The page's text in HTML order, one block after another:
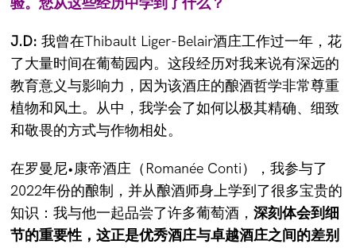
J.D: 我曾在Thibault Liger-Belair酒庄工作过一年，花
了大量时间在葡萄园内。这段经历对我来说有深远的
教育意义与影响力，因为该酒庄的酿酒哲学非常尊重
植物和风土。从中，我学会了如何以极其精确、细致
和敬畏的方式与作物相处。
在罗曼尼•康帝酒庄（Romanée Conti），我参与了
2022年份的酿制，并从酿酒师身上学到了很多宝贵的
知识：我与他一起品尝了许多葡萄酒，深刻体会到细
节的重要性，这正是优秀酒庄与卓越酒庄之间的差别